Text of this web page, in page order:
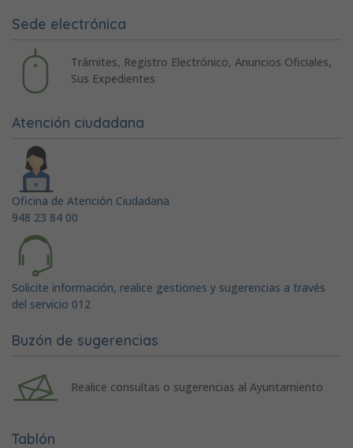
Sede electrónica
Trámites, Registro Electrónico, Anuncios Oficiales,
Sus Expedientes
Atención ciudadana
Oficina de Atención Ciudadana
948 23 84 00
Solicite información, realice gestiones y sugerencias a través
del servicio 012
Buzón de sugerencias
Realice consultas o sugerencias al Ayuntamiento
Tablón